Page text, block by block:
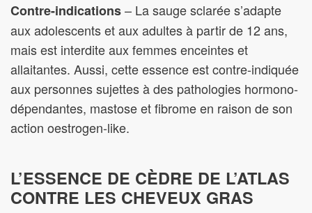
Contre-indications– La sauge sclarée s’adapte
aux adolescents et aux adultes à partir de 12 ans,
mais est interdite aux femmes enceintes et
allaitantes. Aussi, cette essence est contre-indiquée
aux personnes sujettes à des pathologies hormono-
dépendantes, mastose et fibrome en raison de son
action oestrogen-like.
L’ESSENCE DE CÈDRE DE L’ATLAS
CONTRE LES CHEVEUX GRAS